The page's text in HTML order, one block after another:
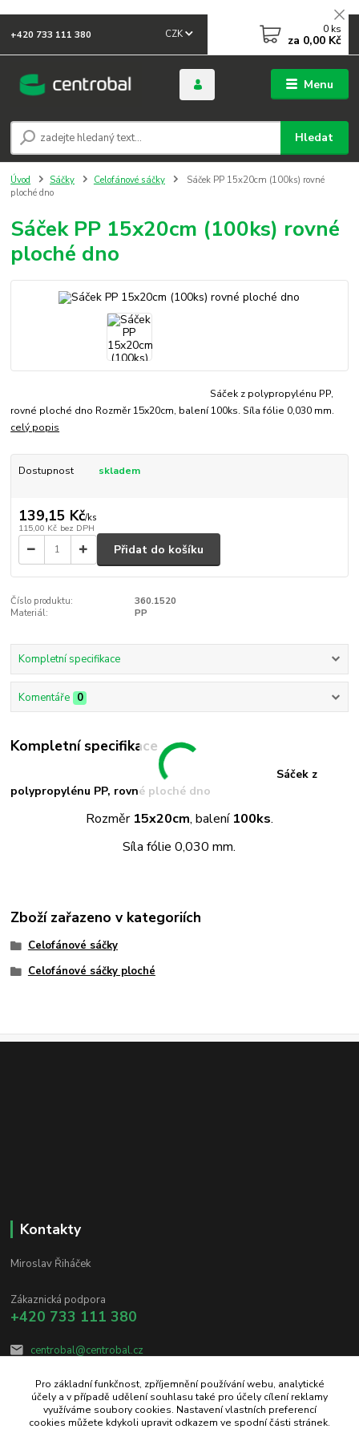
Menu
CZK
Hledat
+420 733 111 380 0 ks
za 0,00 Kč
Úvod Sáčky Celofánové sáčky
Sáček PP 15x20cm (100ks) rovné
ploché dno
Sáček PP 15x20cm (100ks) rovné
ploché dno
Sáček z polypropylénu PP,
rovné ploché dno Rozměr 15x20cm, balení 100ks. Síla fólie 0,030 mm.
celý popis
Dostupnost skladem
139,15 Kč/ks
115,00 Kč bez DPH
Přidat do košíku
Číslo produktu:
360.1520
Materiál:
PP
Kompletní specifikace
Komentáře 0
Kompletní specifikace
Sáček z
polypropylénu PP, rovné ploché dno
Rozměr 15x20cm, balení 100ks.
Síla fólie 0,030 mm.
Zboží zařazeno v kategoriích
Celofánové sáčky
Celofánové sáčky ploché
Kontakty
Miroslav Řiháček
Zákaznická podpora
+420 733 111 380
centrobal@centrobal.cz
Pro základní funkčnost, zpříjemnění používání webu, analytické
účely a v případě udělení souhlasu také pro účely cílení reklamy
využíváme soubory cookies. Nastavení vlastních preferencí
cookies můžete kdykoli upravit odkazem ve spodní části stránek.